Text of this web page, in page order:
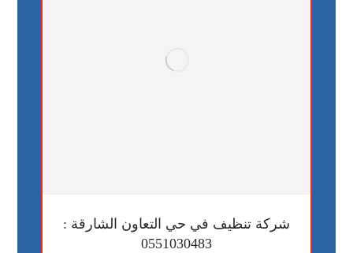
شركة تنظيف في حي التعاون الشارقة :
0551030483